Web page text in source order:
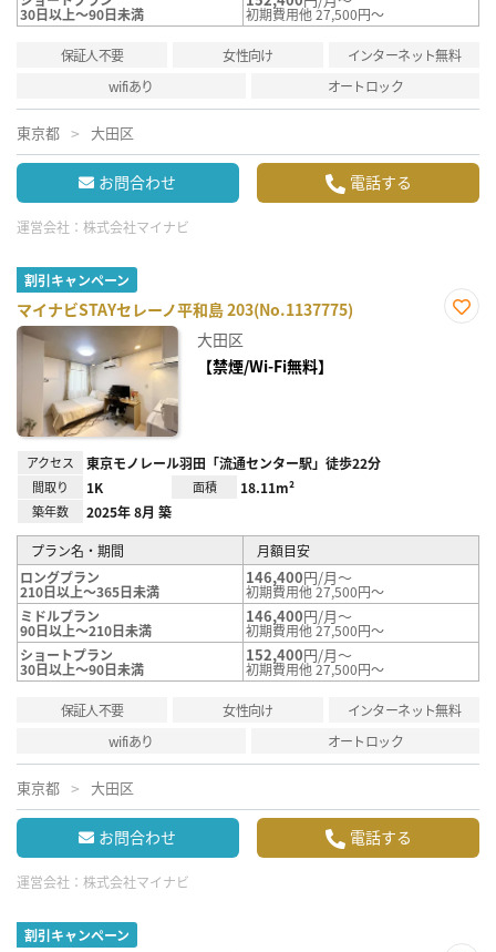
30日以上～90日未満 初期費用他 27,500円～
保証人不要 女性向け
インターネット無料
wifiあり
オートロック
東京都 大田区
お問合わせ 電話する
運営会社： 株式会社マイナビ
割引キャンペーン
マイナビSTAYセレーノ平和島 203(No.1137775)
大田区
【禁煙/Wi-Fi無料】
アクセス 東京モノレール羽田「流通センター駅」徒歩22分
間取り 1K 面積 18.11m²
築年数 2025年 8月 築
プラン名・期間
月額目安
ロングプラン
210日以上～365日未満
146,400円/月～
初期費用他 27,500円～
ミドルプラン
90日以上～210日未満
146,400円/月～
初期費用他 27,500円～
ショートプラン
30日以上～90日未満
152,400円/月～
初期費用他 27,500円～
保証人不要 女性向け
インターネット無料
wifiあり
オートロック
東京都 大田区
お問合わせ 電話する
運営会社： 株式会社マイナビ
割引キャンペーン